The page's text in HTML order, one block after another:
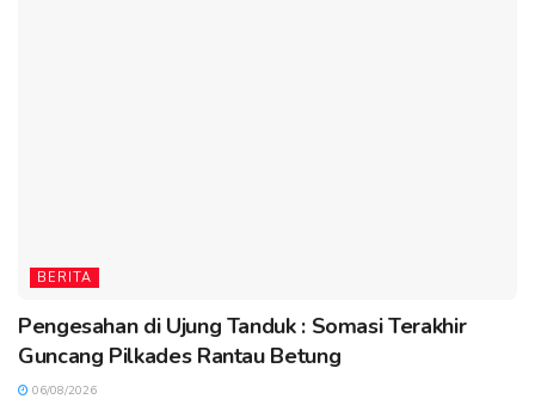
BERITA
Pengesahan di Ujung Tanduk : Somasi Terakhir
Guncang Pilkades Rantau Betung
06/08/2026